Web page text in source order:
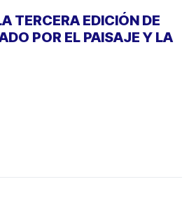
TERCERA EDICIÓN DE
POR EL PAISAJE Y LA